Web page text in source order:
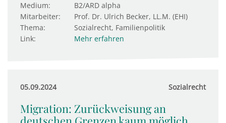
Medium:
B2/ARD alpha
Mitarbeiter:
Prof. Dr. Ulrich Becker, LL.M. (EHI)
Thema:
Sozialrecht, Familienpolitik
Link:
Mehr erfahren
05.09.2024 Sozialrecht
Migration: Zurückweisung an